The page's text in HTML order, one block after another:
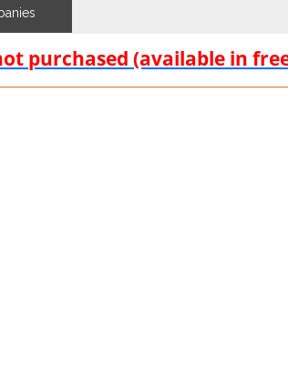
purchased (available in